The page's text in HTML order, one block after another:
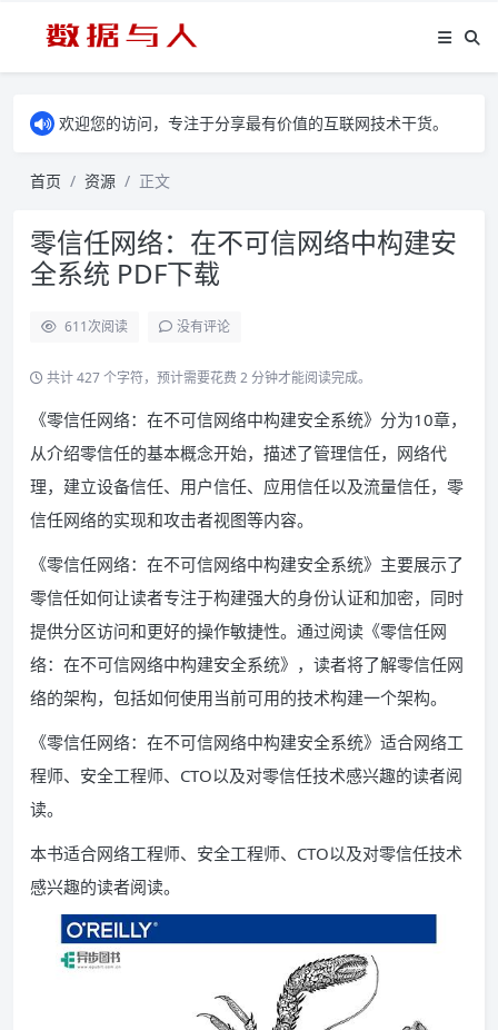
欢迎您的访问，专注于分享最有价值的互联网技术干货。
首页 资源 正文
零信任网络：在不可信网络中构建安
全系统 PDF下载
611次阅读 没有评论
共计 427 个字符，预计需要花费 2 分钟才能阅读完成。
《零信任网络：在不可信网络中构建安全系统》分为10章，
从介绍零信任的基本概念开始，描述了管理信任，网络代
理，建立设备信任、用户信任、应用信任以及流量信任，零
信任网络的实现和攻击者视图等内容。
《零信任网络：在不可信网络中构建安全系统》主要展示了
零信任如何让读者专注于构建强大的身份认证和加密，同时
提供分区访问和更好的操作敏捷性。通过阅读《零信任网
络：在不可信网络中构建安全系统》，读者将了解零信任网
络的架构，包括如何使用当前可用的技术构建一个架构。
《零信任网络：在不可信网络中构建安全系统》适合网络工
程师、安全工程师、CTO以及对零信任技术感兴趣的读者阅
读。
本书适合网络工程师、安全工程师、CTO以及对零信任技术
感兴趣的读者阅读。